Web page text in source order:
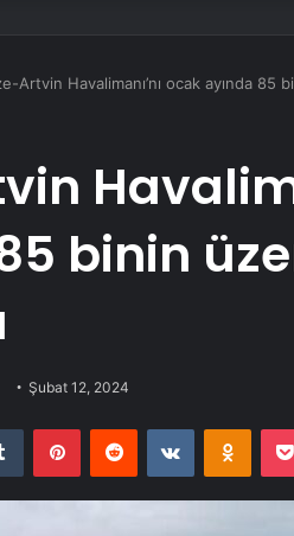
Artvin Havalimanı’nı ocak ayında 85
binin
Şubat 12, 2024
Tumblr PinterestReddit VKontakte